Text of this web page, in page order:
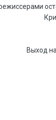
Выход